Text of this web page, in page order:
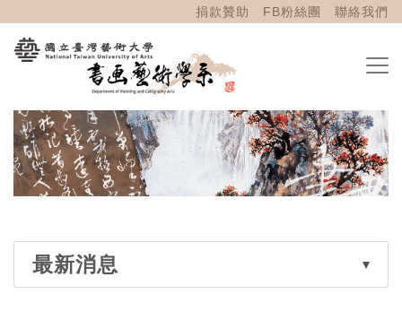
捐款贊助 FB粉絲團 聯絡我們
最新消息